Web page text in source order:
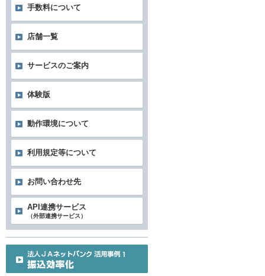
手数料について
店舗一覧
サービスのご案内
体験版
動作環境について
利用規定等について
お問い合わせ先
API連携サービス
（外部連携サービス）